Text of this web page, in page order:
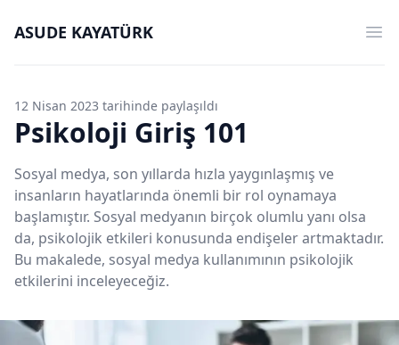
ASUDE KAYATÜRK
12 Nisan 2023 tarihinde paylaşıldı
Psikoloji Giriş 101
Sosyal medya, son yıllarda hızla yaygınlaşmış ve
insanların hayatlarında önemli bir rol oynamaya
başlamıştır. Sosyal medyanın birçok olumlu yanı olsa
da, psikolojik etkileri konusunda endişeler artmaktadır.
Bu makalede, sosyal medya kullanımının psikolojik
etkilerini inceleyeceğiz.